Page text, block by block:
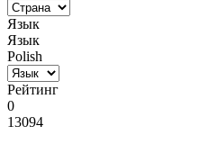
Язык
Язык
Polish
Рейтинг
0
13094